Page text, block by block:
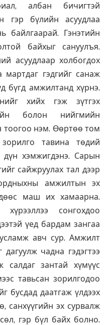
албан бичигтэй
гэр бүлийн асуудлаа
байлгаарай. Гэнэтийн
байхыг сануулъя.
асуудлаар холбогдох
мартдаг гэдгийг санаж
бүгд амжилтанд хүрнэ.
хийх гэж зүтгэх
болон нийгмийн
тоогоо нэм. Өөртөө том
тавина төдий
хэмжигдэнэ. Сарын
сайжруулах тал дээр
амжилтын эх
маш их хамаарна.
сонгохдоо
үед бардам зангаа
авч сур. Амжилт
чадна гэдэгтээ
зантай хүмүүс
тавьсан зорилгодоо
бусдад даатгаж үлдээх
санхүүгийн эх сурвалж
гэр бүл байх болно.